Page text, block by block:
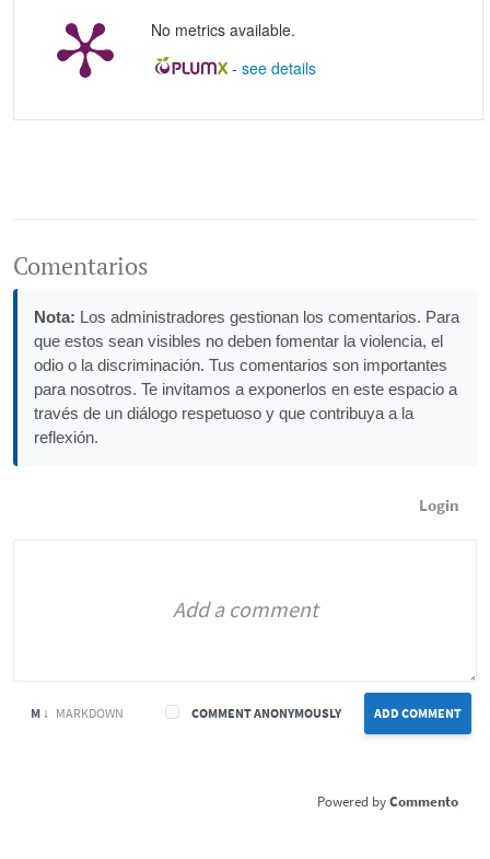
No metrics available.
- see details
Comentarios
Nota: Los administradores gestionan los comentarios. Para
que estos sean visibles no deben fomentar la violencia, el
odio o la discriminación. Tus comentarios son importantes
para nosotros. Te invitamos a exponerlos en este espacio a
través de un diálogo respetuoso y que contribuya a la
reflexión.
Login
ADD COMMENT
COMMENT ANONYMOUSLY
M ↓ MARKDOWN
Commento